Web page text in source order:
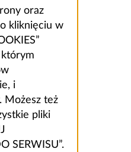
oraz
kliknięciu w
i
Możesz też
pliki
SERWISU”.